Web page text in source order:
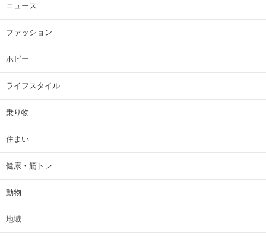
ニュース
ファッション
ホビー
ライフスタイル
乗り物
住まい
健康・筋トレ
動物
地域